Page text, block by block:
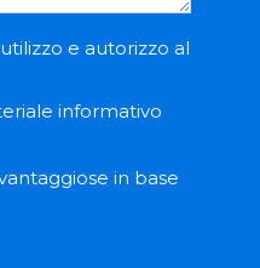
e autorizzo al
informativo
in base